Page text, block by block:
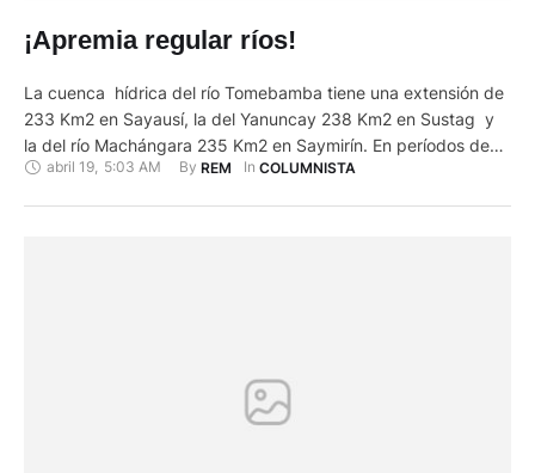
¡Apremia regular ríos!
La cuenca hídrica del río Tomebamba tiene una extensión de
233 Km2 en Sayausí, la del Yanuncay 238 Km2 en Sustag y
la del río Machángara 235 Km2 en Saymirín. En períodos de
estiaje el Matadero se reduce a 830 l/s, el Yanuncay a 890 l/s,
abril 19, 5:03 AM By REM In COLUMNISTA